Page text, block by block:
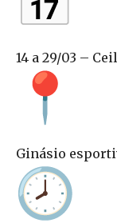
14 a 29/03 –
Ginásio